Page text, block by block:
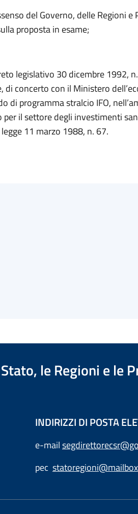
del Governo, delle Regioni e
proposta in esame;
legislativo 30 dicembre 1992,
concerto con il Ministero
di programma stralcio IFO,
per il settore degli investimenti
11 marzo 1988, n. 67.
le Regioni e le
INDIRIZZI DI POSTA
e-mail
pec